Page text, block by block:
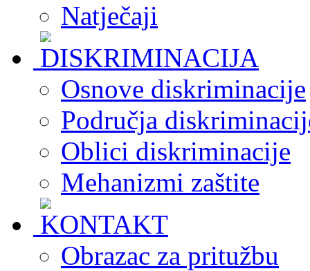
Natječaji
Osnove diskriminacije
Područja
Oblici diskriminacije
Mehanizmi zaštite
Obrazac za pritužbu